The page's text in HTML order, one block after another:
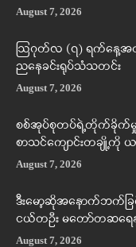
August 7, 2026
ဩဂုတ်လ (၇) ရက်နေ့အတွ
ညနေခင်းရုပ်သံသတင်း
August 7, 2026
စစ်အုပ်စုတပ်ရဲ့တိုက်ခိုက်မှုတွ
စာသင်ကျောင်းတချို့ကို
August 7, 2026
ဒီးမော့ဆိုအနောက်ဘက်ခြ
ငယ်တဦး မတော်တဆရေ
August 7, 2026